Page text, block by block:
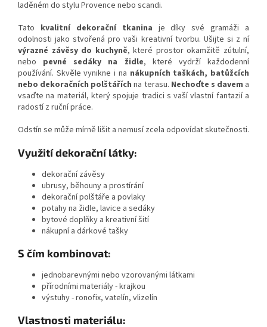
laděném do stylu Provence nebo scandi.
Tato kvalitní dekorační tkanina je díky své gramáži a
odolnosti jako stvořená pro vaši kreativní tvorbu. Ušijte si z ní
výrazné závěsy do kuchyně, které prostor okamžitě zútulní,
nebo pevné sedáky na židle, které vydrží každodenní
používání. Skvěle vynikne i na nákupních taškách, batůžcích
nebo dekoračních polštářích na terasu. Nechoďte s davem a
vsaďte na materiál, který spojuje tradici s vaší vlastní fantazií a
radostí z ruční práce.
Odstín se může mírně lišit a nemusí zcela odpovídat skutečnosti.
Využití dekorační látky:
dekorační závěsy
ubrusy, běhouny a prostírání
dekorační polštáře a povlaky
potahy na židle, lavice a sedáky
bytové doplňky a kreativní šití
nákupní a dárkové tašky
S čím kombinovat:
jednobarevnými nebo vzorovanými látkami
přírodními materiály - krajkou
výstuhy - ronofix, vatelín, vlizelín
Vlastnosti materiálu: